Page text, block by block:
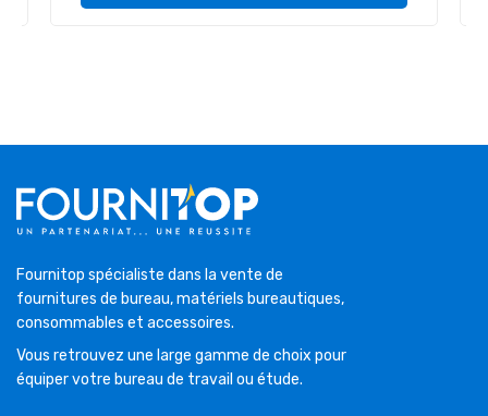
Fournitop spécialiste dans la vente de
fournitures de bureau, matériels bureautiques,
consommables et accessoires.
Vous retrouvez une large gamme de choix pour
équiper votre bureau de travail ou étude.